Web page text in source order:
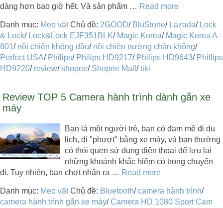
dàng hơn bao giờ hết. Và sản phẩm … Read more
Danh mục: Mẹo vặt Chủ đề: 2GOOD/ BluStone/ Lazada/ Lock
& Lock/ Lock&Lock EJF351BLK/ Magic Korea/ Magic Korea A-
801/ nồi chiên không dầu/ nồi chiên nướng chân không/
Perfect USA/ Philips/ Philips HD9217/ Philips HD9643/ Phillips
HD9220/ review/shopee/ Shopee Mall /tiki
Review TOP 5 Camera hành trình dành gắn xe
máy
Bạn là một người trẻ, bạn có đam mê đi du
lịch, đi "phượt" bằng xe máy, và bạn thường
có thói quen sử dụng điện thoại để lưu lại
những khoảnh khắc hiếm có trong chuyến
đi. Tuy nhiên, bạn chợt nhận ra … Read more
Danh mục: Mẹo vặt Chủ đề: Bluetooth/camera hành trình/
camera hành trình gắn xe máy/Camera HD 1080 Sport Cam